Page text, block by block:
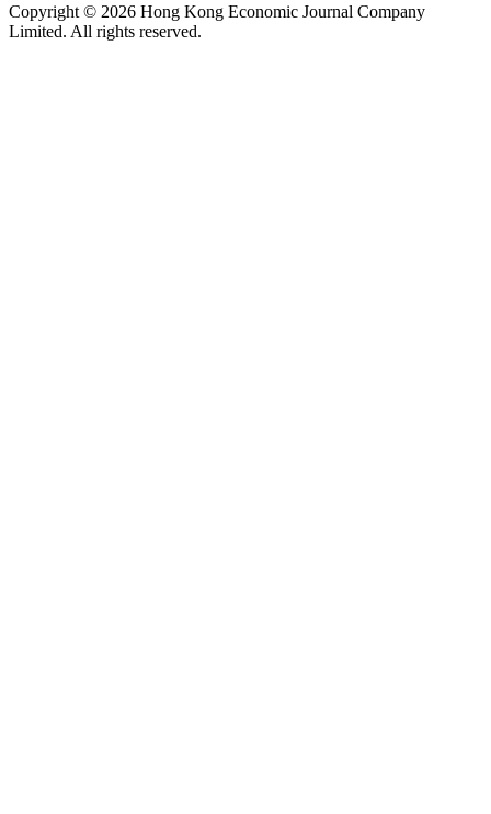
Copyright © 2026 Hong Kong Economic Journal Company
Limited. All rights reserved.